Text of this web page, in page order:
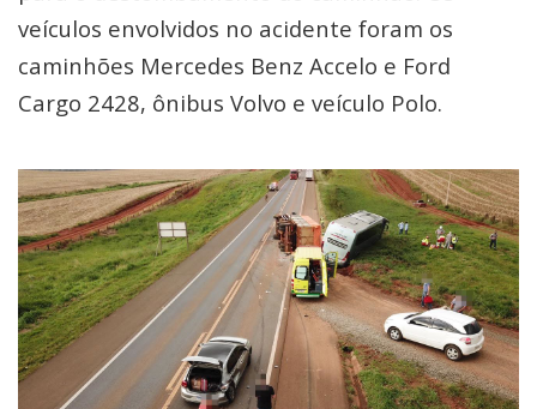
veículos envolvidos no acidente foram os
caminhões Mercedes Benz Accelo e Ford
Cargo 2428, ônibus Volvo e veículo Polo.